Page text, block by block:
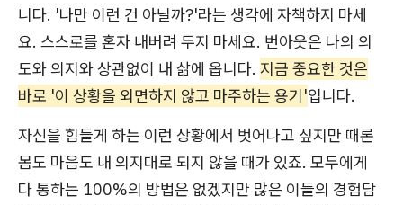
니다. '나만 이런 건 아닐까?'라는 생각에 자책하지 마세
요. 스스로를 혼자 내버려 두지 마세요. 번아웃은 나의 의
도와 의지와 상관없이 내 삶에 옵니다. 지금 중요한 것은
바로 '이 상황을 외면하지 않고 마주하는 용기'입니다.
자신을 힘들게 하는 이런 상황에서 벗어나고 싶지만 때론
몸도 마음도 내 의지대로 되지 않을 때가 있죠. 모두에게
다 통하는 100%의 방법은 없겠지만 많은 이들의 경험담